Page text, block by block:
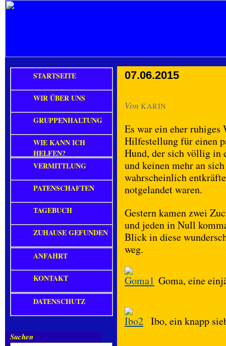
07.06.2015
Von KARIN
Es war ein eher ruhiges
Hilfestellung für einen
Hund, der sich völlig in
und keinen mehr an
wahrscheinlich
notgelandet waren.
Gestern kamen zwei
und jeden in Null
Blick in diese
weg.
Goma, eine
Ibo, ein knapp
STARTSEITE
WIR ÜBER UNS
GRUPPENHALTUNG
WIE KANN ICH
HELFEN?
VERMITTLUNG
PATENSCHAFTEN
TAGEBUCH
ZUHAUSE GEFUNDEN
ANFAHRT
KONTAKT
DATENSCHUTZ
Suchen